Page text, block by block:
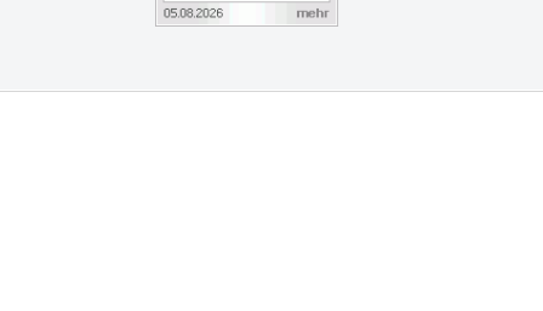
Leserservice